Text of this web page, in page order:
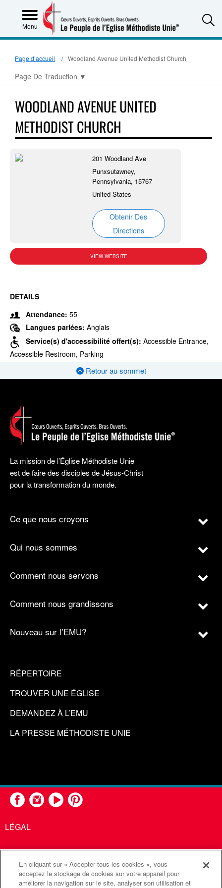
Menu
Page d’accueil Woodland Avenue United Methodist Church
Page De Traduction ▼
WOODLAND AVENUE UNITED
METHODIST CHURCH
201 Woodland Ave
Punxsutawney,
Pennsylvania, 15767
United States
Obtenir Des
Directions
VIEW WEBSITE
DETAILS
Attendance: 55
Langues parlées: Anglais
Service(s) d'accessibilité offert(s): Accessible Entrance,
Accessible Restroom, Parking
Retour au sommet
La mission de l’Église Méthodiste Unie
est de faire des disciples de Jésus-Christ
pour la transformation du monde.
Ce que nous croyons
Qui nous sommes
Comment nous servons
Comment nous grandissons
Nouveau sur l’EMU?
RÉPERTOIRE
TROUVER UNE ÉGLISE
DEMANDEZ À L’EMU
LA PRESSE MÉTHODISTE UNIE
LÉGAL
United Methodist Communications est une agence de l'Église
Méthodiste Unie
En cliquant sur « Accepter tous les cookies », vous
acceptez le stockage de cookies sur votre appareil pour
améliorer la navigation sur le site, analyser son utilisation et